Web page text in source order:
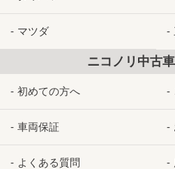
マツダ
ニコノリ中古
初めての方へ
車両保証
よくある質問